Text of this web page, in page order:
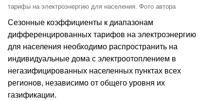
тарифы на электроэнергию для населения. Фото автора
Сезонные коэффициенты к диапазонам
дифференцированных тарифов на электроэнергию
для населения необходимо распространить на
индивидуальные дома с электроотоплением в
негазифицированных населенных пунктах всех
регионов, независимо от общего уровня их
газификации.